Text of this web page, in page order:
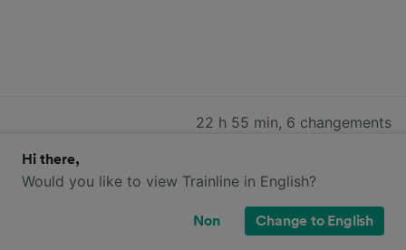
22 h 55 min, 6 changements
12:41 10:30
Hi there,
Would you like to view Trainline in English?
Non Change to English